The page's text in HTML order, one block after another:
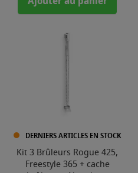
DERNIERS ARTICLES EN STOCK
Kit 3 Brûleurs Rogue 425,
Freestyle 365 + cache